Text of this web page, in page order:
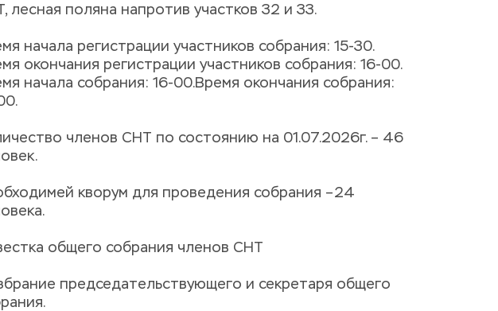
лесная поляна напротив участков 32 и 33.
начала регистрации участников собрания: 15-30.
окончания регистрации участников собрания: 16-00.
начала собрания: 16-00.Время окончания собрания:
членов СНТ по состоянию на 01.07.2026г. – 46
кворум для проведения собрания –24
общего собрания членов СНТ
председательствующего и секретаря общего